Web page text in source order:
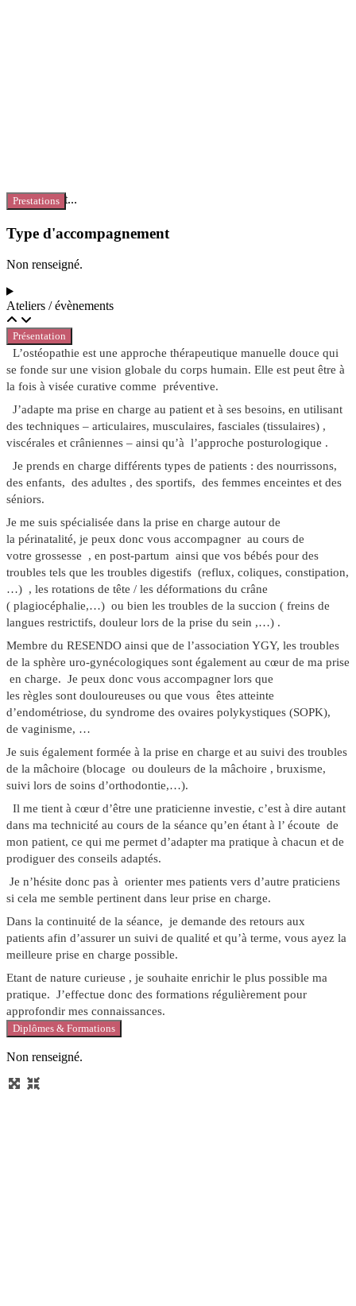
Chargement...
Prestations
Type d'accompagnement
Non renseigné.
Ateliers / évènements
Présentation
L’ostéopathie est une approche thérapeutique manuelle douce qui
se fonde sur une vision globale du corps humain. Elle est peut être à
la fois à visée curative comme préventive.
J’adapte ma prise en charge au patient et à ses besoins, en utilisant
des techniques – articulaires, musculaires, fasciales (tissulaires) ,
viscérales et crâniennes – ainsi qu’à l’approche posturologique .
Je prends en charge différents types de patients : des nourrissons,
des enfants, des adultes , des sportifs, des femmes enceintes et des
séniors.
Je me suis spécialisée dans la prise en charge autour de
la périnatalité, je peux donc vous accompagner au cours de
votre grossesse , en post-partum ainsi que vos bébés pour des
troubles tels que les troubles digestifs (reflux, coliques, constipation,
…) , les rotations de tête / les déformations du crâne
( plagiocéphalie,…) ou bien les troubles de la succion ( freins de
langues restrictifs, douleur lors de la prise du sein ,…) .
Membre du RESENDO ainsi que de l’association YGY, les troubles
de la sphère uro-gynécologiques sont également au cœur de ma prise
en charge. Je peux donc vous accompagner lors que
les règles sont douloureuses ou que vous êtes atteinte
d’endométriose, du syndrome des ovaires polykystiques (SOPK),
de vaginisme, …
Je suis également formée à la prise en charge et au suivi des troubles
de la mâchoire (blocage ou douleurs de la mâchoire , bruxisme,
suivi lors de soins d’orthodontie,…).
Il me tient à cœur d’être une praticienne investie, c’est à dire autant
dans ma technicité au cours de la séance qu’en étant à l’ écoute de
mon patient, ce qui me permet d’adapter ma pratique à chacun et de
prodiguer des conseils adaptés.
Je n’hésite donc pas à orienter mes patients vers d’autre praticiens
si cela me semble pertinent dans leur prise en charge.
Dans la continuité de la séance, je demande des retours aux
patients afin d’assurer un suivi de qualité et qu’à terme, vous ayez la
meilleure prise en charge possible.
Etant de nature curieuse , je souhaite enrichir le plus possible ma
pratique. J’effectue donc des formations régulièrement pour
approfondir mes connaissances.
Diplômes & Formations
Non renseigné.